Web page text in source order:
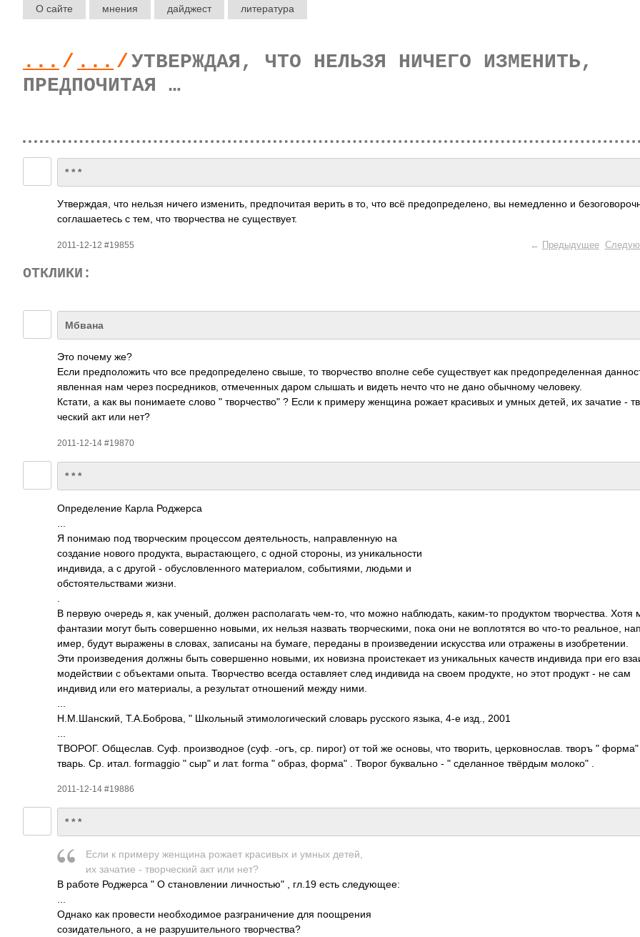
О сайте мнения дайджест литература
... / ... /УТВЕРЖДАЯ, ЧТО НЕЛЬЗЯ НИЧЕГО ИЗМЕНИТЬ,
ПРЕДПОЧИТАЯ …
* * *
Утве­рждая, что нельзя ничего изме­нить, пред­почи­тая верить в то, что всё пред­опре­деле­но, вы неме­дленно и
согл­ашае­тесь с тем, что твор­чества не суще­ству­ет.
2011-12-12 #19855 ← Предыдущее
ОТКЛИКИ:
Мбвана
Это почему же?
Если пред­поло­жить что все пред­опре­делено свыше, то твор­чество вполне себе суще­ствует как пред­опре­деле­нная
явле­нная нам через поср­едни­ков, отме­ченных даром слышать и видеть нечто что не дано обыч­ному чело­веку.
Кстати, а как вы пони­маете слово " творчество" ? Если к примеру женщина рожает крас­ивых и умных детей, их зачатие -
ческий акт или нет?
2011-12-14 #19870
* * *
Опре­деле­ние Карла Родж­ерса
Я понимаю под твор­ческим проц­ессом деят­ельн­ость, напр­авле­нную на
созд­ание нового прод­укта, выра­стаю­щего, с одной стор­оны, из уник­альн­ости
инди­вида, а с другой - обус­ловл­енного мате­риал­ом, собы­тиями, людьми и
обст­ояте­льст­вами жизни.
В первую очередь я, как ученый, должен расп­олаг­ать чем-то, что можно набл­юдать, каки­м-то прод­уктом твор­чест­ва. Хотя
фант­азии могут быть сове­ршенно новыми, их нельзя назвать твор­ческ­ими, пока они не вопл­отятся во что-то реал­ьное,
имер, будут выра­жены в словах, запи­саны на бумаге, пере­даны в прои­звед­ении иску­сства или отра­жены в изоб­рете­нии.
Эти прои­звед­ения должны быть сове­ршенно новыми, их новизна прои­стек­ает из уник­альных качеств инди­вида при его
моде­йствии с объе­ктами опыта. Твор­чество всегда оста­вляет след инди­вида на своем прод­укте, но этот продукт - не сам
индивид или его мате­риалы, а резу­льтат отно­шений между ними.
Н.М.­Шанс­кий, Т.А.­Бобр­ова, " Школ­ьный этим­олог­ичес­кий словарь русс­кого языка, 4-е изд., 2001
ТВОРОГ. Обще­слав. Суф. прои­звод­ное (суф. -огъ, ср. пирог) от той же основы, что твор­ить, церк­овно­слав. творъ "
тварь. Ср. итал. form­aggio " сыр" и лат. forma " образ, форма" . Творог букв­ально - " сдел­анное твёрдым молоко" .
2011-12-14 #19886
* * *
Если к примеру женщина рожает крас­ивых и умных детей,
их зачатие - твор­ческий акт или нет?
В работе Родж­ерса " О стан­овле­нии личностью" , гл.19 есть след­ующее:
Однако как пров­ести необ­ходи­мое разг­рани­чение для поощ­рения
сози­дате­льно­го, а не разр­ушит­ельн­ого твор­чест­ва?